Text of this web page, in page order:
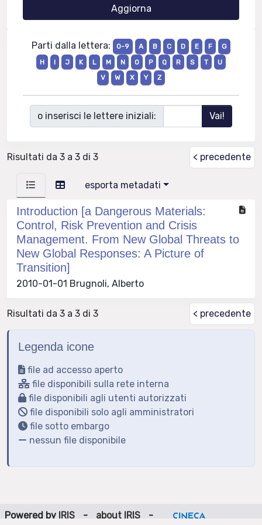
Parti dalla lettera: 0-9 A B C D E F
G
H
I J K L M N O P Q R S T
U
V
W X Y Z
o inserisci le lettere iniziali:
Risultati da 3 a 3 di 3 < precedente
esporta metadati
Introduction [a Dangerous Materials:
Control, Risk Prevention and Crisis
Management. From New Global Threats to
New Global Responses: A Picture of
Transition]
2010-01-01 Brugnoli, Alberto
Risultati da 3 a 3 di 3 < precedente
Legenda icone
file ad accesso aperto
file disponibili sulla rete interna
file disponibili agli utenti autorizzati
file disponibili solo agli amministratori
file sotto embargo
nessun file disponibile
Powered by IRIS - about IRIS
-